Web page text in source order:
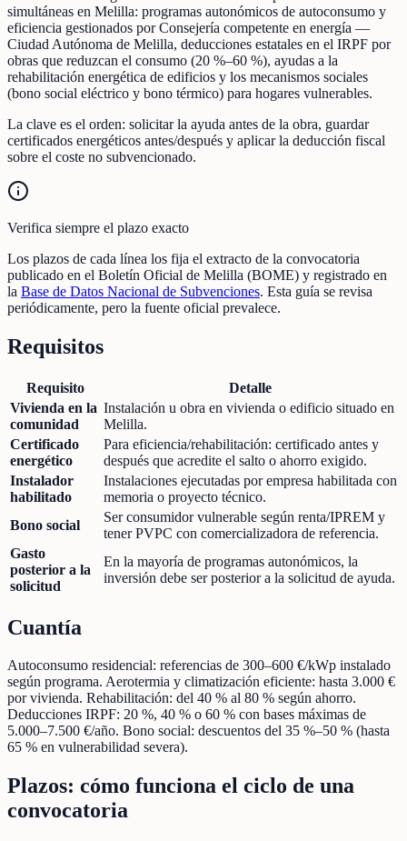
simultáneas en Melilla: programas autonómicos de autoconsumo y
eficiencia gestionados por Consejería competente en energía —
Ciudad Autónoma de Melilla, deducciones estatales en el IRPF por
obras que reduzcan el consumo (20 %–60 %), ayudas a la
rehabilitación energética de edificios y los mecanismos sociales
(bono social eléctrico y bono térmico) para hogares vulnerables.
La clave es el orden: solicitar la ayuda antes de la obra, guardar
certificados energéticos antes/después y aplicar la deducción fiscal
sobre el coste no subvencionado.
Verifica siempre el plazo exacto
Los plazos de cada línea los fija el extracto de la convocatoria
publicado en el Boletín Oficial de Melilla (BOME) y registrado en
la Base de Datos Nacional de Subvenciones. Esta guía se revisa
periódicamente, pero la fuente oficial prevalece.
Requisitos
Requisito
Detalle
Vivienda en la
comunidad
Instalación u obra en vivienda o edificio situado en
Melilla.
Certificado
energético
Para eficiencia/rehabilitación: certificado antes y
después que acredite el salto o ahorro exigido.
Instalador
habilitado
Instalaciones ejecutadas por empresa habilitada con
memoria o proyecto técnico.
Bono social
Ser consumidor vulnerable según renta/IPREM y
tener PVPC con comercializadora de referencia.
Gasto
posterior a la
solicitud
En la mayoría de programas autonómicos, la
inversión debe ser posterior a la solicitud de ayuda.
Cuantía
Autoconsumo residencial: referencias de 300–600 €/kWp instalado
según programa. Aerotermia y climatización eficiente: hasta 3.000 €
por vivienda. Rehabilitación: del 40 % al 80 % según ahorro.
Deducciones IRPF: 20 %, 40 % o 60 % con bases máximas de
5.000–7.500 €/año. Bono social: descuentos del 35 %–50 % (hasta
65 % en vulnerabilidad severa).
Plazos: cómo funciona el ciclo de una
convocatoria